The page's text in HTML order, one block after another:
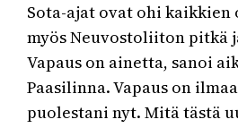
Sota-ajat ovat ohi kaikkien
myös Neuvostoliiton pitkä
Vapaus on ainetta, sanoi
Paasilinna. Vapaus on
puolestani nyt. Mitä tästä